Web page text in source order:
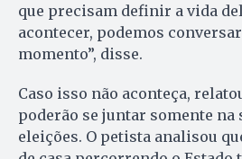
que precisam definir a vida
acontecer, podemos
momento”, disse.
Caso isso não aconteça,
poderão se juntar somente na
eleições. O petista analisou